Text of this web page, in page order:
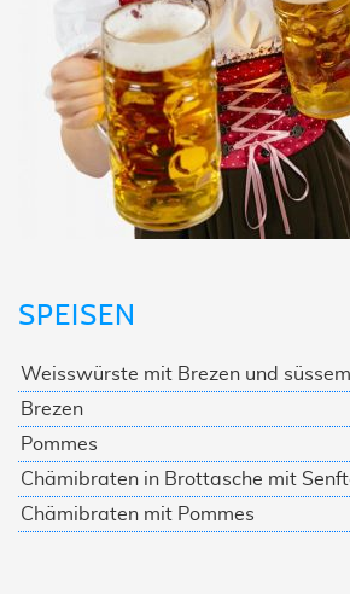
SPEISEN
Weisswürste mit Brezen und
Brezen
Pommes
Chämibraten in Brottasche mit
Chämibraten mit Pommes